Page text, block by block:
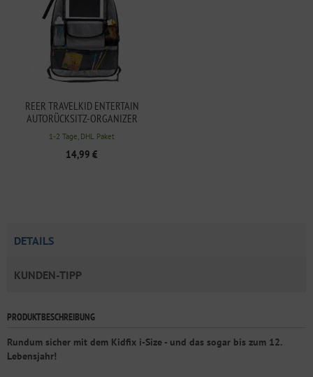
REER TRAVELKID ENTERTAIN
AUTORÜCKSITZ-ORGANIZER
1-2 Tage, DHL Paket
14,99 €
DETAILS
KUNDEN-TIPP
PRODUKTBESCHREIBUNG
Rundum sicher mit dem Kidfix i-Size - und das sogar bis zum 12.
Lebensjahr!